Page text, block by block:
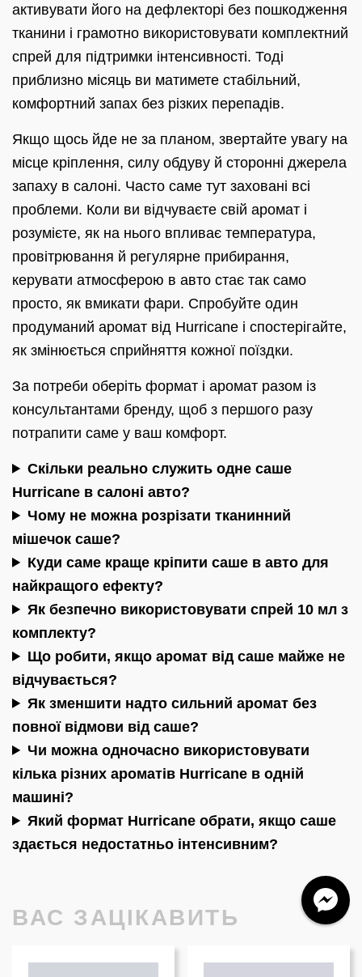
активувати його на дефлекторі без пошкодження
тканини і грамотно використовувати комплектний
спрей для підтримки інтенсивності. Тоді
приблизно місяць ви матимете стабільний,
комфортний запах без різких перепадів.
Якщо щось йде не за планом, звертайте увагу на
місце кріплення, силу обдуву й сторонні джерела
запаху в салоні. Часто саме тут заховані всі
проблеми. Коли ви відчуваєте свій аромат і
розумієте, як на нього впливає температура,
провітрювання й регулярне прибирання,
керувати атмосферою в авто стає так само
просто, як вмикати фари. Спробуйте один
продуманий аромат від Hurricane і спостерігайте,
як змінюється сприйняття кожної поїздки.
За потреби оберіть формат і аромат разом із
консультантами бренду, щоб з першого разу
потрапити саме у ваш комфорт.
Скільки реально служить одне саше
Hurricane в салоні авто?
Чому не можна розрізати тканинний
мішечок саше?
Куди саме краще кріпити саше в авто для
найкращого ефекту?
Як безпечно використовувати спрей 10 мл з
комплекту?
Що робити, якщо аромат від саше майже не
відчувається?
Як зменшити надто сильний аромат без
повної відмови від саше?
Чи можна одночасно використовувати
кілька різних ароматів Hurricane в одній
машині?
Який формат Hurricane обрати, якщо саше
здається недостатньо інтенсивним?
ВАС ЗАЦІКАВИТЬ